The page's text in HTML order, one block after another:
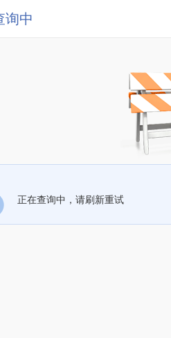
询中
正在查询中，请刷新重试